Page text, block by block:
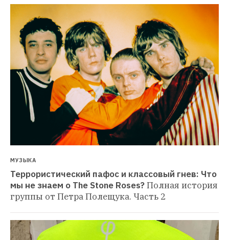
МУЗЫКА
Террористический пафос и классовый гнев: Что
мы не знаем о The Stone Roses?Полная история
группы от Петра Полещука. Часть 2